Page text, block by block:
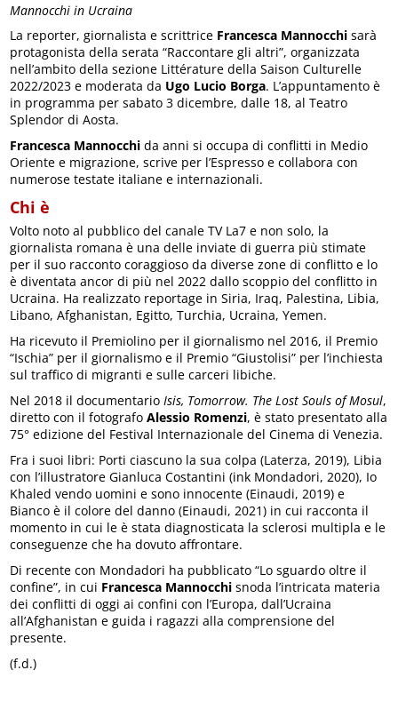
Mannocchi in Ucraina
La reporter, giornalista e scrittrice Francesca Mannocchi sarà
protagonista della serata “Raccontare gli altri”, organizzata
nell’ambito della sezione Littérature della Saison Culturelle
2022/2023 e moderata da Ugo Lucio Borga. L’appuntamento è
in programma per sabato 3 dicembre, dalle 18, al Teatro
Splendor di Aosta.
Francesca Mannocchi da anni si occupa di conflitti in Medio
Oriente e migrazione, scrive per l’Espresso e collabora con
numerose testate italiane e internazionali.
Chi è
Volto noto al pubblico del canale TV La7 e non solo, la
giornalista romana è una delle inviate di guerra più stimate
per il suo racconto coraggioso da diverse zone di conflitto e lo
è diventata ancor di più nel 2022 dallo scoppio del conflitto in
Ucraina. Ha realizzato reportage in Siria, Iraq, Palestina, Libia,
Libano, Afghanistan, Egitto, Turchia, Ucraina, Yemen.
Ha ricevuto il Premiolino per il giornalismo nel 2016, il Premio
“Ischia” per il giornalismo e il Premio “Giustolisi” per l’inchiesta
sul traffico di migranti e sulle carceri libiche.
Nel 2018 il documentario Isis, Tomorrow. The Lost Souls of Mosul,
diretto con il fotografo Alessio Romenzi, è stato presentato alla
75° edizione del Festival Internazionale del Cinema di Venezia.
Fra i suoi libri: Porti ciascuno la sua colpa (Laterza, 2019), Libia
con l’illustratore Gianluca Costantini (ink Mondadori, 2020), Io
Khaled vendo uomini e sono innocente (Einaudi, 2019) e
Bianco è il colore del danno (Einaudi, 2021) in cui racconta il
momento in cui le è stata diagnosticata la sclerosi multipla e le
conseguenze che ha dovuto affrontare.
Di recente con Mondadori ha pubblicato “Lo sguardo oltre il
confine”, in cui Francesca Mannocchi snoda l’intricata materia
dei conflitti di oggi ai confini con l’Europa, dall’Ucraina
all’Afghanistan e guida i ragazzi alla comprensione del
presente.
(f.d.)